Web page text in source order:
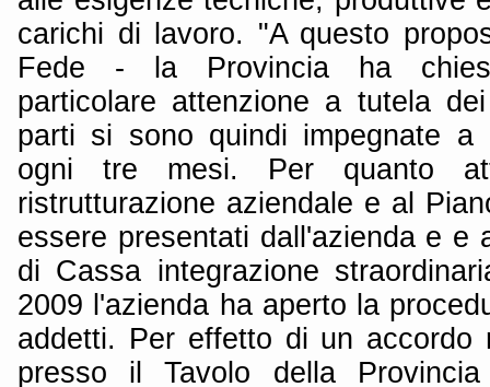
carichi di lavoro. "A questo
Fede - la Provincia ha
particolare attenzione a tutela
parti si sono quindi impegnate a
ogni tre mesi. Per quanto
ristrutturazione aziendale e al
essere presentati dall'azienda e e
di Cassa integrazione
2009 l'azienda ha aperto la
addetti. Per effetto di un accordo
presso il Tavolo della